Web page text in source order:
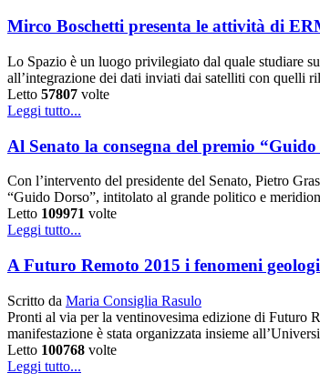
Mirco Boschetti presenta le attività di
Lo Spazio è un luogo privilegiato dal quale studiare
all’integrazione dei dati inviati dai satelliti con quelli
Letto 57807 volte
Leggi tutto...
Al Senato la consegna del premio
Con l’intervento del presidente del Senato, Pietro
“Guido Dorso”, intitolato al grande politico e
Letto 109971 volte
Leggi tutto...
A Futuro Remoto 2015 i fenomeni
Scritto da Maria Consiglia Rasulo
Pronti al via per la ventinovesima edizione di Futuro
manifestazione è stata organizzata insieme
Letto 100768 volte
Leggi tutto...